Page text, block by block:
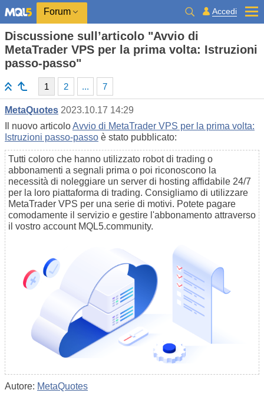
Forum Accedi
Discussione sull’articolo "Avvio di
MetaTrader VPS per la prima volta: Istruzioni
passo-passo"
1 2 ... 7
MetaQuotes 2023.10.17 14:29
Il nuovo articoloAvvio di MetaTrader VPS per la prima volta:
Istruzioni passo-passo è stato pubblicato:
Tutti coloro che hanno utilizzato robot di trading o
abbonamenti a segnali prima o poi riconoscono la
necessità di noleggiare un server di hosting affidabile 24/7
per la loro piattaforma di trading. Consigliamo di utilizzare
MetaTrader VPS per una serie di motivi. Potete pagare
comodamente il servizio e gestire l'abbonamento attraverso
il vostro account MQL5.community.
Autore: MetaQuotes